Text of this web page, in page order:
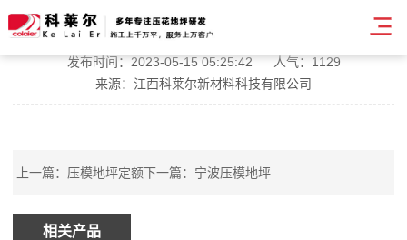
常德压模地坪
发布时间：2023-05-15 05:25:42
人气：1129
来源：江西科莱尔新材料科技有限公司
上一篇： 压模地坪定额下一篇： 宁波压模地坪
相关产品